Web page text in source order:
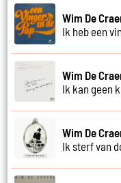
Wim De
Ik heb een
Wim De
Ik kan geen
Wim De
Ik sterf van